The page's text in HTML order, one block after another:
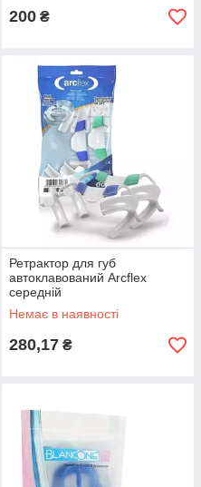
200 ₴
Ретрактор для губ
автоклавований Arcflex
середній
Немає в наявності
280,17 ₴